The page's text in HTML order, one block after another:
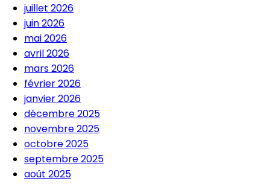
juillet 2026
juin 2026
mai 2026
avril 2026
mars 2026
février 2026
janvier 2026
décembre 2025
novembre 2025
octobre 2025
septembre 2025
août 2025